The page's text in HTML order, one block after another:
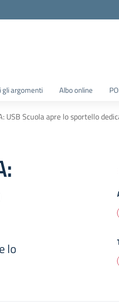
gli argomenti Albo online
USB Scuola apre lo sportello
lo